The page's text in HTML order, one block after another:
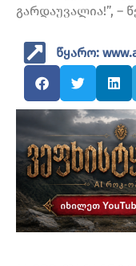
გარდაუვალია!”, –
წყარო: